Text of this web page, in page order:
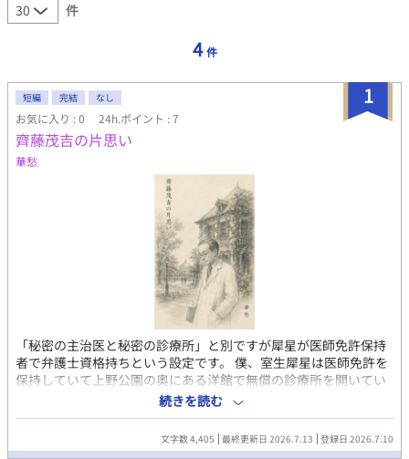
件
4 件
1
短編 完結 なし
お気に入り : 0 24h.ポイント : 7
齊藤茂吉の片思い
華愁
「秘密の主治医と秘密の診療所」と別ですが犀星が医師免許保持
者で弁護士資格持ちという設定です。 僕、室生犀星は医師免許を
保持していて上野公園の奥にある洋館で無償の診療所を開いてい
る。 *-*-*-*-*-*-*-*-*-*-*-**-*-*-*-*-*-* ⌜齊藤茂吉視点⌟ 僕、齊藤
茂吉は妻子ある身でありながら、室生犀星君に恋をしていた。 十
五歳で齊藤の養子になり、輝子と結婚し、息子二人に恵まれた 他
人から見れば順風満帆な人生だろう。 だが、室生君の詩を読んだ
続きを読む
文字数 4,405 最終更新日 2026.7.13 登録日 2026.7.10